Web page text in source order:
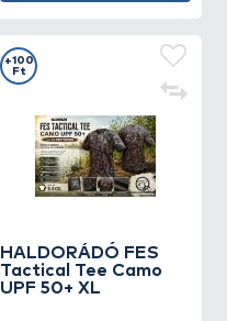
HALDORÁDÓ FES
Tactical Tee Camo
UPF 50+ XL
+100
Ft